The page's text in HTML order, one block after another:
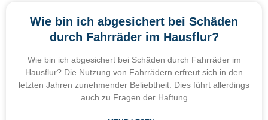
Wie bin ich abgesichert bei Schäden
durch Fahrräder im Hausflur?
Wie bin ich abgesichert bei Schäden durch Fahrräder im
Hausflur? Die Nutzung von Fahrrädern erfreut sich in den
letzten Jahren zunehmender Beliebtheit. Dies führt allerdings
auch zu Fragen der Haftung